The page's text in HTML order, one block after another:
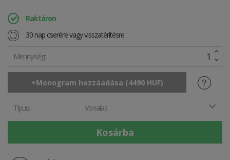
Raktáron
30 nap cserére vagy visszatérítésre
Mennyiség:
Típus: Vonalas